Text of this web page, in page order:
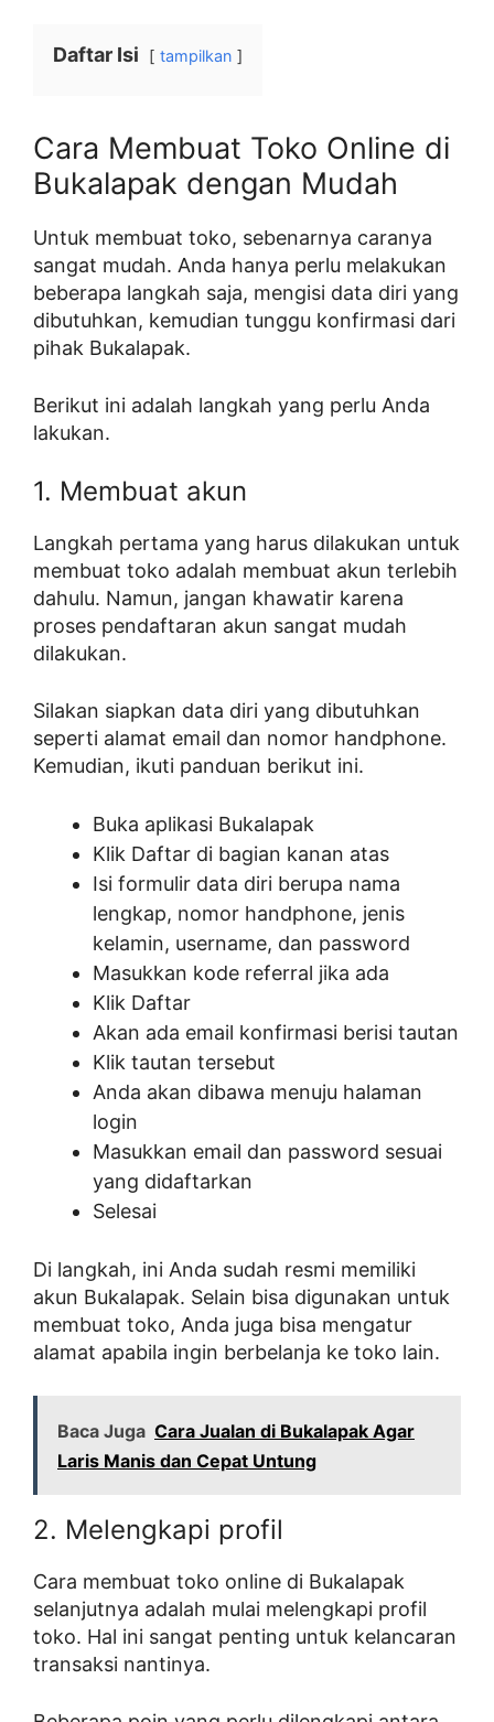
Daftar Isi tampilkan
Cara Membuat Toko Online di
Bukalapak dengan Mudah
Untuk membuat toko, sebenarnya caranya
sangat mudah. Anda hanya perlu melakukan
beberapa langkah saja, mengisi data diri yang
dibutuhkan, kemudian tunggu konfirmasi dari
pihak Bukalapak.
Berikut ini adalah langkah yang perlu Anda
lakukan.
1. Membuat akun
Langkah pertama yang harus dilakukan untuk
membuat toko adalah membuat akun terlebih
dahulu. Namun, jangan khawatir karena
proses pendaftaran akun sangat mudah
dilakukan.
Silakan siapkan data diri yang dibutuhkan
seperti alamat email dan nomor handphone.
Kemudian, ikuti panduan berikut ini.
Buka aplikasi Bukalapak
Klik Daftar di bagian kanan atas
Isi formulir data diri berupa nama
lengkap, nomor handphone, jenis
kelamin, username, dan password
Masukkan kode referral jika ada
Klik Daftar
Akan ada email konfirmasi berisi tautan
Klik tautan tersebut
Anda akan dibawa menuju halaman
login
Masukkan email dan password sesuai
yang didaftarkan
Selesai
Di langkah, ini Anda sudah resmi memiliki
akun Bukalapak. Selain bisa digunakan untuk
membuat toko, Anda juga bisa mengatur
alamat apabila ingin berbelanja ke toko lain.
Baca Juga Cara Jualan di Bukalapak Agar
Laris Manis dan Cepat Untung
2. Melengkapi profil
Cara membuat toko online di Bukalapak
selanjutnya adalah mulai melengkapi profil
toko. Hal ini sangat penting untuk kelancaran
transaksi nantinya.